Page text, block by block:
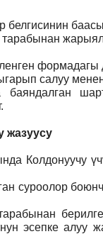
белгисинин
формадагы
салуу
жазуусу
Колдонуучу
суроолор
эсепке алуу